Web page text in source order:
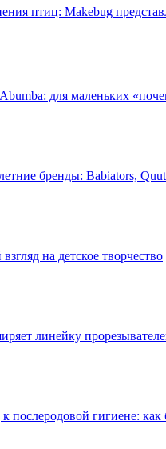
птиц: Makebug
для маленьких
бренды: Babiators,
на детское творчество
линейку
послеродовой гигиене: